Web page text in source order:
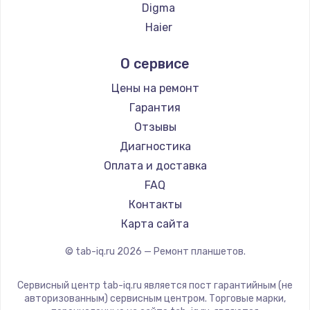
Digma
Haier
Prestigio
Microsoft
BlackView
Amazon
Aquarius
Philips
HP
Getac
ZTE
CHUWI
О сервисе
Цены на ремонт
Гарантия
Отзывы
Диагностика
Оплата и доставка
FAQ
Контакты
Карта сайта
© tab-iq.ru 2026 — Ремонт планшетов.
Сервисный центр tab-iq.ru является пост гарантийным (не
авторизованным) сервисным центром. Торговые марки,